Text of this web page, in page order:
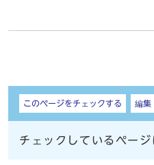
しおり
このページをチェックする 編集
チェックしているペー